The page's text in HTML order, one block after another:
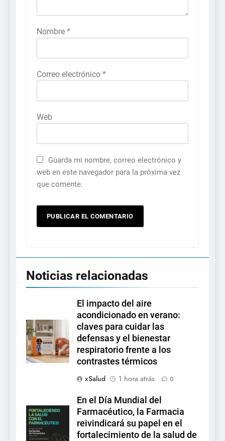
Nombre *
Correo electrónico *
Web
Guarda mi nombre, correo electrónico y
web en este navegador para la próxima vez
que comente.
Noticias relacionadas
El impacto del aire
acondicionado en verano:
claves para cuidar las
defensas y el bienestar
respiratorio frente a los
contrastes térmicos
xSalud
1 hora atrás 0
En el Día Mundial del
Farmacéutico, la Farmacia
reivindicará su papel en el
fortalecimiento de la salud de